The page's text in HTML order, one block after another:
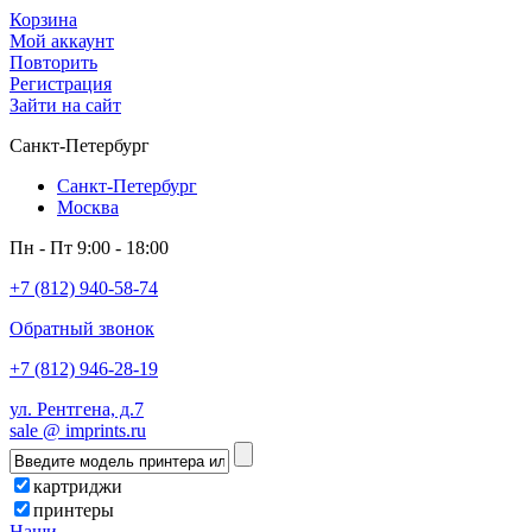
Корзина
Мой аккаунт
Повторить
Регистрация
Зайти на сайт
Санкт-Петербург
Санкт-Петербург
Москва
Пн - Пт 9:00 - 18:00
+7 (812) 940-58-74
Обратный звонок
+7 (812) 946-28-19
ул. Рентгена, д.7
sale @ imprints.ru
картриджи
принтеры